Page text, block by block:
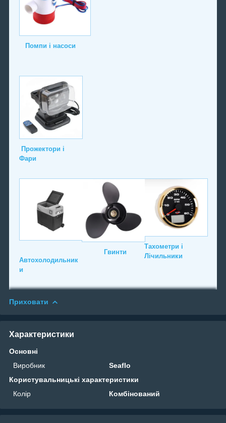
Помпи і насоси
Прожектори і
Фари
Автохолодильник
и
Гвинти
Тахометри і
Лічильники
Приховати
Характеристики
Основні
Виробник
Seaflo
Користувальницькі характеристики
Колір
Комбінований